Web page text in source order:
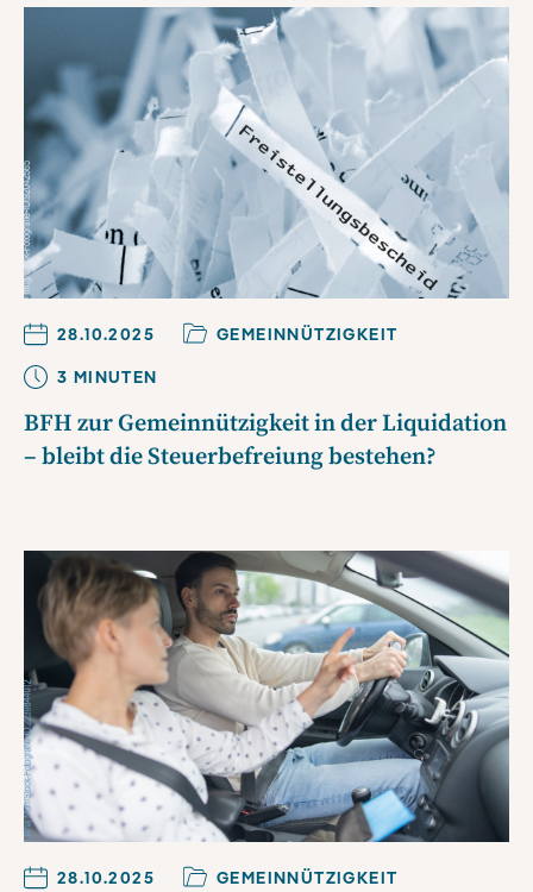
28.10.2025
GEMEINNÜTZIGKEIT
3 MINUTEN
BFH zur Gemeinnützigkeit in der Liquidation
– bleibt die Steuerbefreiung bestehen?
28.10.2025
GEMEINNÜTZIGKEIT